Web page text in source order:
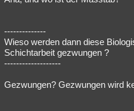
--------------
Wieso werden dann diese
Schichtarbeit gezwungen ?
-------------------
Gezwungen? Gezwungen wird